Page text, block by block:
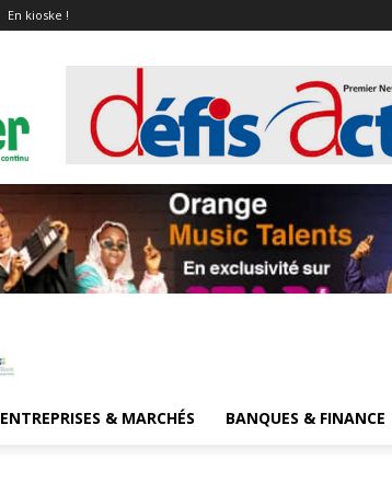
En kioske !
ENTREPRISES & MARCHÉS BANQUES & FINANCE